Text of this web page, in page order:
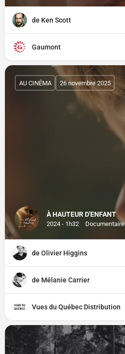
de Ken Scott
Gaumont
À HAUTEUR D'ENFANT
2024 - 1h32 Documentaire
AU CINÉMA 26 novembre 2025
de Olivier Higgins
de Mélanie Carrier
Vues du Québec Distribution